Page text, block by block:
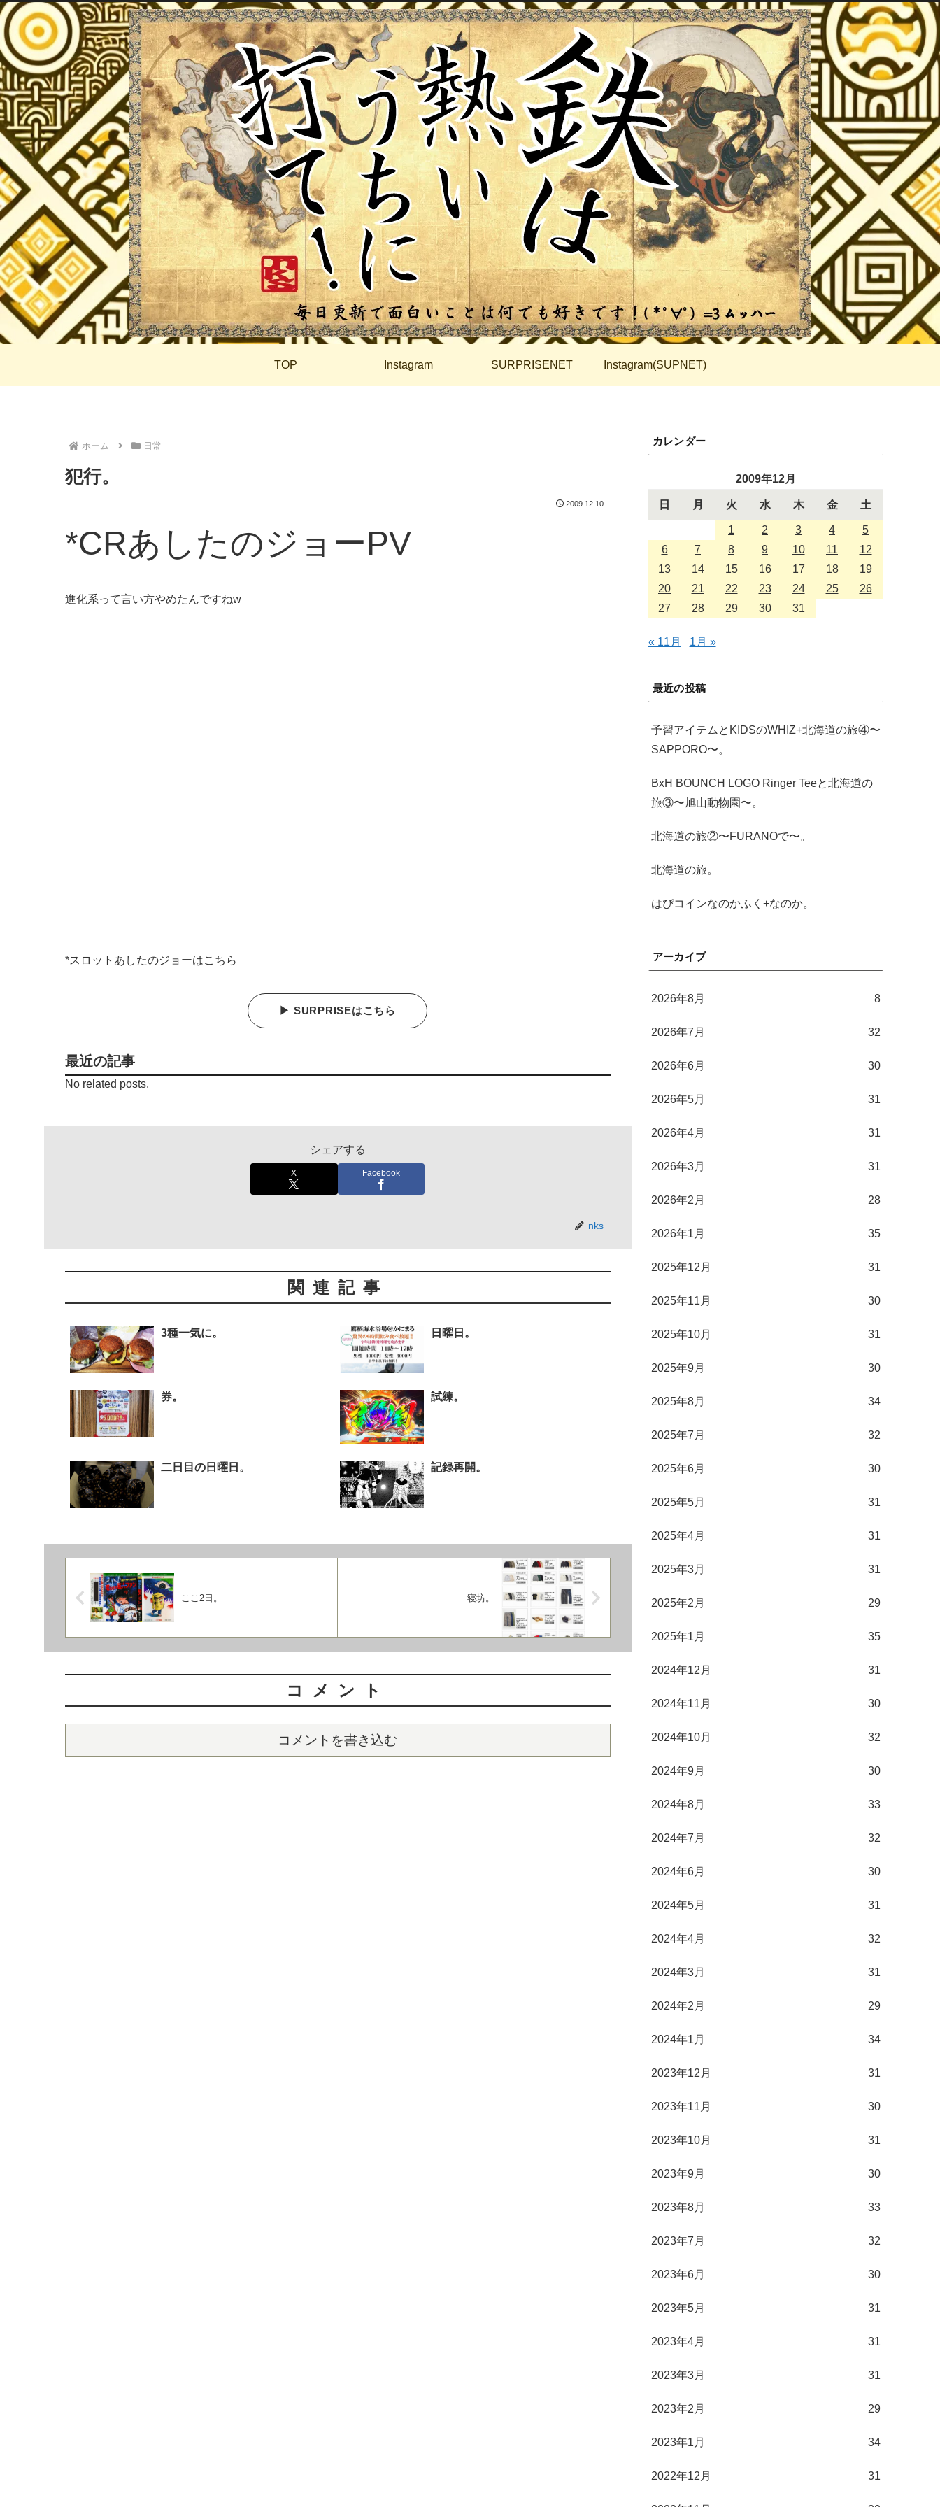
TOP Instagram SURPRISENET Instagram(SUPNET)
ホーム 日常
犯行。
2009.12.10
*CRあしたのジョーPV
進化系って言い方やめたんですねw
*スロットあしたのジョーはこちら
▶ SURPRISEはこちら
最近の記事
No related posts.
シェアする
X Facebook
nks
関連記事
3種一気に。 日曜日。
券。 試練。
二日目の日曜日。 記録再開。
ここ2日。 寝坊。
コメント
コメントを書き込む
カレンダー
2009年12月
日 月 火 水 木 金 土
1 2 3 4
5
6
7 8 9 10 11
12
13
14 15 16 17 18
19
20
21 22 23 24 25
26
27
28 29 30 31
« 11月 1月 »
最近の投稿
予習アイテムとKIDSのWHIZ+北海道の旅④〜
SAPPORO〜。
BxH BOUNCH LOGO Ringer Teeと北海道の
旅③〜旭山動物園〜。
北海道の旅②〜FURANOで〜。
北海道の旅。
はぴコインなのかふく+なのか。
アーカイブ
2026年8月 8
2026年7月 32
2026年6月 30
2026年5月 31
2026年4月 31
2026年3月 31
2026年2月 28
2026年1月 35
2025年12月 31
2025年11月 30
2025年10月 31
2025年9月 30
2025年8月 34
2025年7月 32
2025年6月 30
2025年5月 31
2025年4月 31
2025年3月 31
2025年2月 29
2025年1月 35
2024年12月 31
2024年11月 30
2024年10月 32
2024年9月 30
2024年8月 33
2024年7月 32
2024年6月 30
2024年5月 31
2024年4月 32
2024年3月 31
2024年2月 29
2024年1月 34
2023年12月 31
2023年11月 30
2023年10月 31
2023年9月 30
2023年8月 33
2023年7月 32
2023年6月 30
2023年5月 31
2023年4月 31
2023年3月 31
2023年2月 29
2023年1月 34
2022年12月 31